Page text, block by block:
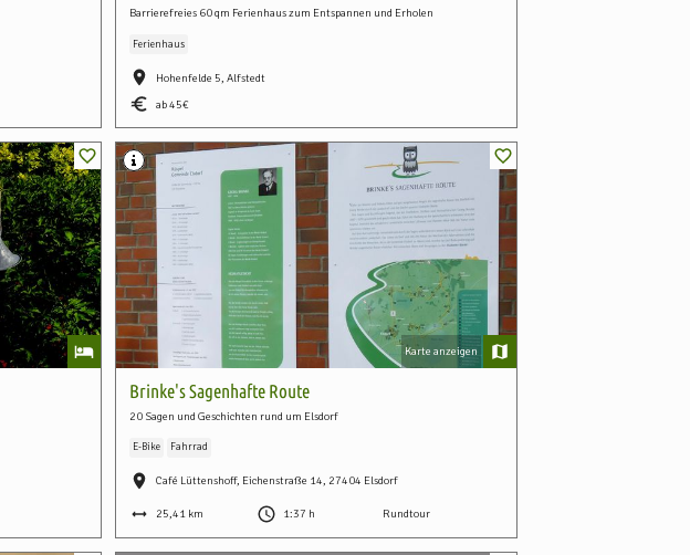
Barrierefreies 60 qm Ferienhaus zum Entspannen und Erholen
Hohenfelde 5, Alfstedt
ab 45
Ferienhaus
Karte anzeigen
Brinke's Sagenhafte Route
20 Sagen und Geschichten rund um Elsdorf
Café Lüttenshoff, Eichenstraße 14, 27404 Elsdorf
25,41 km 1:37 h Rundtour
E-Bike Fahrrad